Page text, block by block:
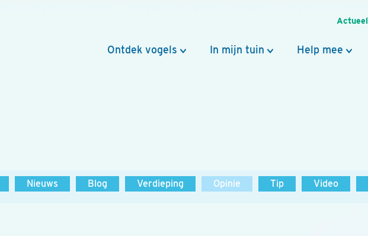
Actueel
Ontdek vogels In mijn tuin Help mee
Nieuws Blog Verdieping Opinie Tip Video